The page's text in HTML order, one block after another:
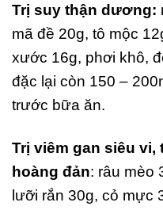
Trị suy thận dương:
mã đề 20g, tô mộc
xước 16g, phơi khô,
đặc lại còn 150 –
trước bữa ăn.
Trị viêm gan siêu vi,
hoàng đản: râu mèo
lưỡi rắn 30g, cỏ mực